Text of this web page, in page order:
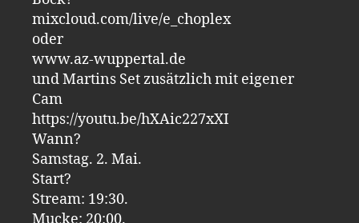
mixcloud.com/live/e_choplex
oder
www.az-wuppertal.de
und Martins Set zusätzlich mit eigener
Cam
https://youtu.be/hXAic227xXI
Wann?
Samstag. 2. Mai.
Start?
Stream: 19:30.
Mucke: 20:00.